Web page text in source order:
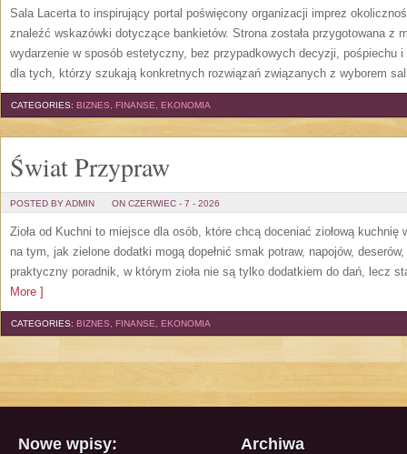
Sala Lacerta to inspirujący portal poświęcony organizacji imprez
znaleźć wskazówki dotyczące bankietów. Strona została przygotowana z
wydarzenie w sposób estetyczny, bez przypadkowych decyzji, pośpiechu
dla tych, którzy szukają konkretnych rozwiązań związanych z wyborem
CATEGORIES: BIZNES, FINANSE, EKONOMIA
Świat Przypraw
POSTED BY ADMIN ON CZERWIEC - 7 - 2026
Zioła od Kuchni to miejsce dla osób, które chcą doceniać ziołową
na tym, jak zielone dodatki mogą dopełnić smak potraw, napojów,
praktyczny poradnik, w którym zioła nie są tylko dodatkiem do dań, lecz
More ]
CATEGORIES: BIZNES, FINANSE, EKONOMIA
Nowe wpisy: Archiwa